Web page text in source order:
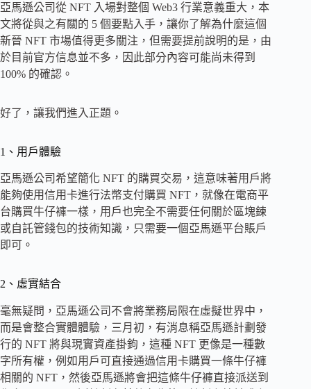
亞馬遜公司從 NFT 入場對整個 Web3 行業意義重大，本
文將從與之有關的 5 個要點入手，讓你了解為什麼這個
新晉 NFT 市場值得更多關注，但需要提前說明的是，由
於目前官方信息並不多，因此部分內容可能尚未得到
100% 的確認。
好了，讓我們進入正題。
1、用戶體驗
亞馬遜公司希望簡化 NFT 的購買交易，這意味著用戶將
能夠使用信用卡進行法幣支付購買 NFT，就像在電商平
台購買牛仔褲一樣，用戶也完全不需要任何關於區塊鍊
或自託管錢包的技術知識，只需要一個亞馬遜平台賬戶
即可。
2、虛實結合
毫無疑問，亞馬遜公司不會將業務局限在虛擬世界中，
而是會整合實體體驗，三月初，有消息稱亞馬遜計劃發
行的 NFT 將與現實資產掛鉤，這種 NFT 更像是一種數
字所有權，例如用戶可直接通過信用卡購買一條牛仔褲
相關的 NFT，然後亞馬遜將會把這條牛仔褲直接派送到